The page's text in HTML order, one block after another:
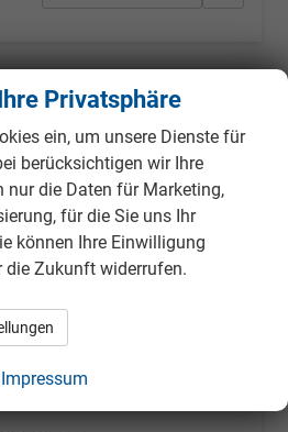
Privatsphäre
ein, um unsere Dienste für
berücksichtigen wir Ihre
nur die Daten für Marketing,
für die Sie uns Ihr
können Ihre Einwilligung
die Zukunft widerrufen.
Impressum